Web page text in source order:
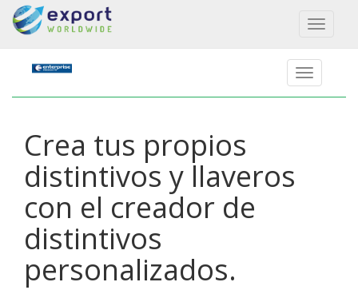
Toggle
Crea tus propios
distintivos y llaveros
con el creador de
distintivos
personalizados.